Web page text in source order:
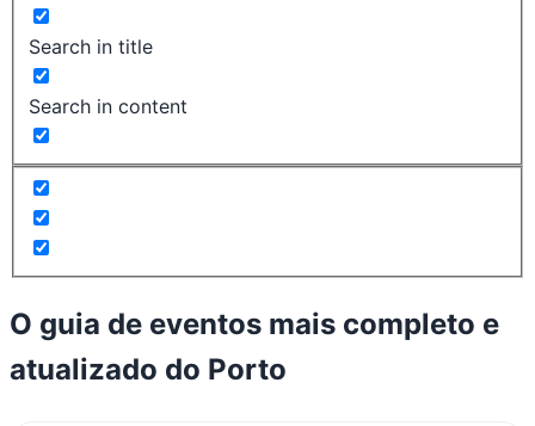
Search in title
Search in content
O guia de eventos mais completo e
atualizado do Porto